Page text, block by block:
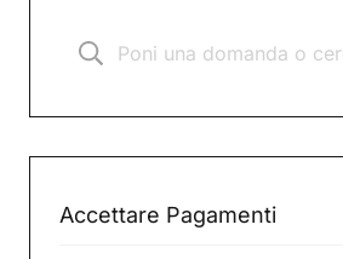
Accettare Pagamenti